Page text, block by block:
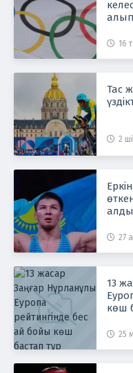
16
Тас
2
алды
27
13
көш
25